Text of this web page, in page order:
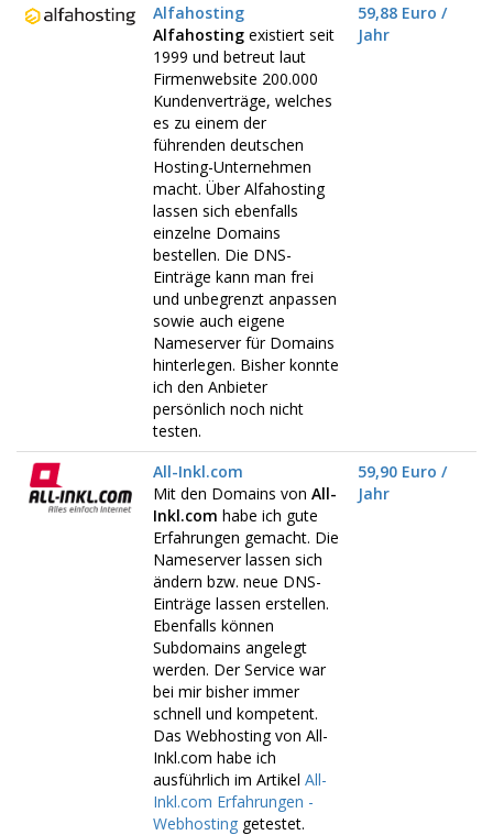
Alfahosting
Alfahosting existiert seit
1999 und betreut laut
Firmenwebsite 200.000
Kundenverträge, welches
es zu einem der
führenden deutschen
Hosting-Unternehmen
macht. Über Alfahosting
lassen sich ebenfalls
einzelne Domains
bestellen. Die DNS-
Einträge kann man frei
und unbegrenzt anpassen
sowie auch eigene
Nameserver für Domains
hinterlegen. Bisher konnte
ich den Anbieter
persönlich noch nicht
testen.
59,88 Euro /
Jahr
All-Inkl.com
Mit den Domains von All-
Inkl.com habe ich gute
Erfahrungen gemacht. Die
Nameserver lassen sich
ändern bzw. neue DNS-
Einträge lassen erstellen.
Ebenfalls können
Subdomains angelegt
werden. Der Service war
bei mir bisher immer
schnell und kompetent.
Das Webhosting von All-
Inkl.com habe ich
ausführlich im Artikel All-
Inkl.com Erfahrungen -
Webhosting getestet.
59,90 Euro /
Jahr